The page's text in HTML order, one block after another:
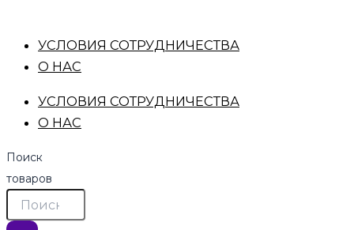
УСЛОВИЯ СОТРУДНИЧЕСТВА
О НАС
УСЛОВИЯ СОТРУДНИЧЕСТВА
О НАС
Поиск
товаров